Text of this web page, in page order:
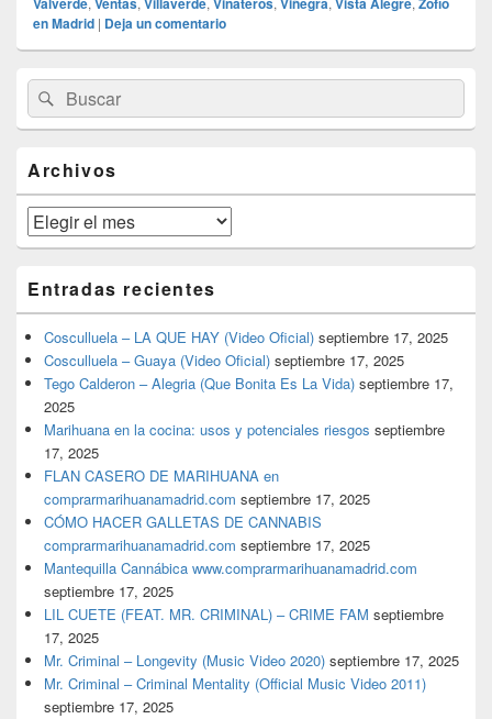
en Madrid | Deja un comentario
área
de
widget
lateral
primaria
Buscar
por:
Buscar
Archivos
Archivos
Entradas recientes
Cosculluela – LA QUE HAY (Video Oficial) septiembre 17, 2025
Cosculluela – Guaya (Video Oficial) septiembre 17, 2025
Tego Calderon – Alegria (Que Bonita Es La Vida) septiembre 17,
2025
Marihuana en la cocina: usos y potenciales riesgos septiembre
17, 2025
FLAN CASERO DE MARIHUANA en
comprarmarihuanamadrid.com septiembre 17, 2025
CÓMO HACER GALLETAS DE CANNABIS
comprarmarihuanamadrid.com septiembre 17, 2025
Mantequilla Cannábica www.comprarmarihuanamadrid.com
septiembre 17, 2025
LIL CUETE (FEAT. MR. CRIMINAL) – CRIME FAM septiembre
17, 2025
Mr. Criminal – Longevity (Music Video 2020) septiembre 17, 2025
Mr. Criminal – Criminal Mentality (Official Music Video 2011)
septiembre 17, 2025